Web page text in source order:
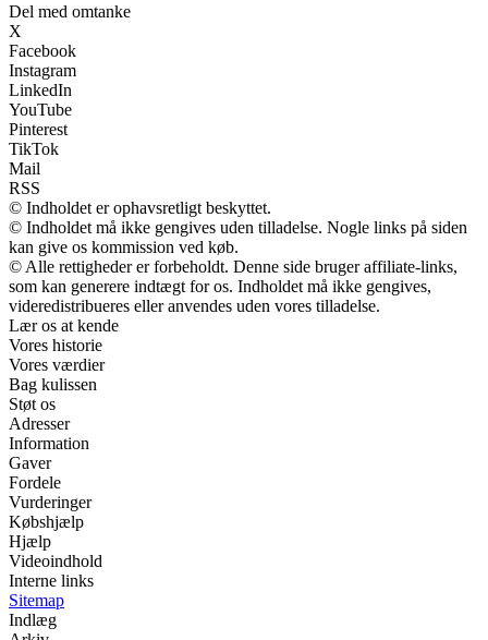
Del med omtanke
X
Facebook
Instagram
LinkedIn
YouTube
Pinterest
TikTok
Mail
RSS
© Indholdet er ophavsretligt beskyttet.
© Indholdet må ikke gengives uden tilladelse. Nogle links på siden
kan give os kommission ved køb.
© Alle rettigheder er forbeholdt. Denne side bruger affiliate-links,
som kan generere indtægt for os. Indholdet må ikke gengives,
videredistribueres eller anvendes uden vores tilladelse.
Lær os at kende
Vores historie
Vores værdier
Bag kulissen
Støt os
Adresser
Information
Gaver
Fordele
Vurderinger
Købshjælp
Hjælp
Videoindhold
Interne links
Sitemap
Indlæg